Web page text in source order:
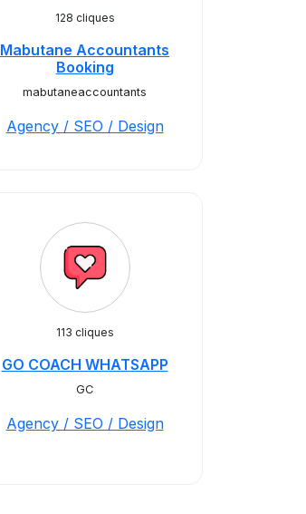
128 cliques
Mabutane Accountants
Booking
mabutaneaccountants
Agency / SEO / Design
113 cliques
GO COACH WHATSAPP
GC
Agency / SEO / Design